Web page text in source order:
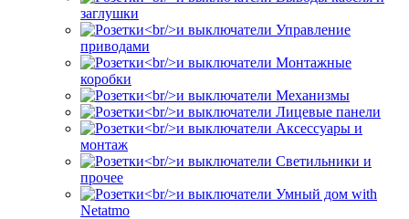
заглушки
Управление
приводами
Монтажные
коробки
Механизмы
Лицевые панели
Аксессуары и
монтаж
Светильники и
прочее
Умный дом with
Netatmo